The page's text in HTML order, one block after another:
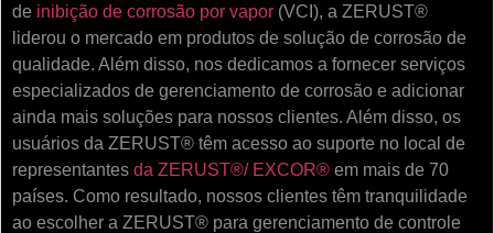
de inibição de corrosão por vapor (VCI), a ZERUST®
liderou o mercado em produtos de solução de corrosão de
qualidade. Além disso, nos dedicamos a fornecer serviços
especializados de gerenciamento de corrosão e adicionar
ainda mais soluções para nossos clientes. Além disso, os
usuários da ZERUST® têm acesso ao suporte no local de
representantes da ZERUST®/ EXCOR® em mais de 70
países. Como resultado, nossos clientes têm tranquilidade
ao escolher a ZERUST® para gerenciamento de controle